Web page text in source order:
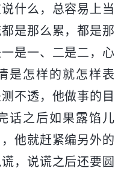
什么，总容易上当
是那么累，都是那
是一、二是二，心
是怎样的就怎样表
不透，他做事的目
话之后如果露馅儿
他就赶紧编另外的
，说谎之后还要圆